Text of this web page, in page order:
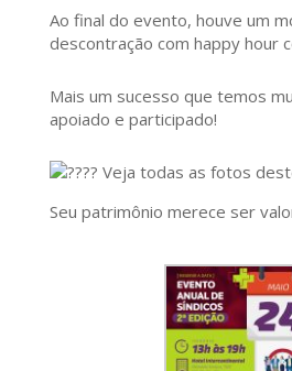
Ao final do evento, houve um
descontração com happy hour
Mais um sucesso que temos
apoiado e participado!
Veja todas as fotos
Seu patrimônio merece ser